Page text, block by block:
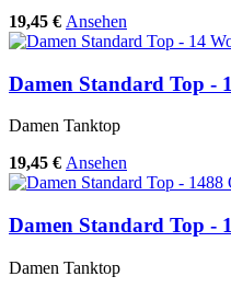
19,45 € Ansehen
Damen Standard Top -
Damen Tanktop
19,45 € Ansehen
Damen Standard Top -
Damen Tanktop